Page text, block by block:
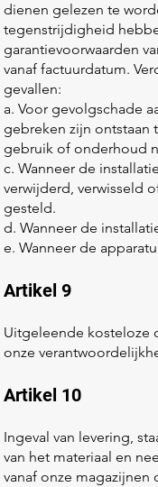
dienen gelezen te
tegenstrijdigheid
garantievoorwaarden
vanaf factuurdatum.
gevallen:
a. Voor gevolgschade
gebreken zijn ontstaan
gebruik of onderhoud
c. Wanneer de
verwijderd, verwisseld
gesteld.
d. Wanneer de
e. Wanneer de
Artikel 9
Uitgeleende kosteloze
onze
Artikel 10
Ingeval van levering,
van het materiaal en
vanaf onze magazijnen